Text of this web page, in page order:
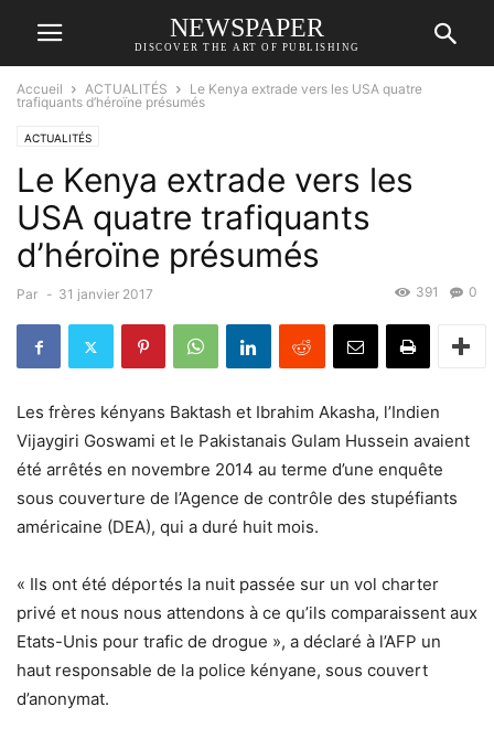
NEWSPAPER
DISCOVER THE ART OF PUBLISHING
Accueil ACTUALITÉS
Le Kenya extrade vers les USA quatre
trafiquants d’héroïne présumés
ACTUALITÉS
Le Kenya extrade vers les
USA quatre trafiquants
d’héroïne présumés
Par - 31 janvier 2017 0
391
Les frères kényans Baktash et Ibrahim Akasha, l’Indien
Vijaygiri Goswami et le Pakistanais Gulam Hussein avaient
été arrêtés en novembre 2014 au terme d’une enquête
sous couverture de l’Agence de contrôle des stupéfiants
américaine (DEA), qui a duré huit mois.
« Ils ont été déportés la nuit passée sur un vol charter
privé et nous nous attendons à ce qu’ils comparaissent aux
Etats-Unis pour trafic de drogue », a déclaré à l’AFP un
haut responsable de la police kényane, sous couvert
d’anonymat.